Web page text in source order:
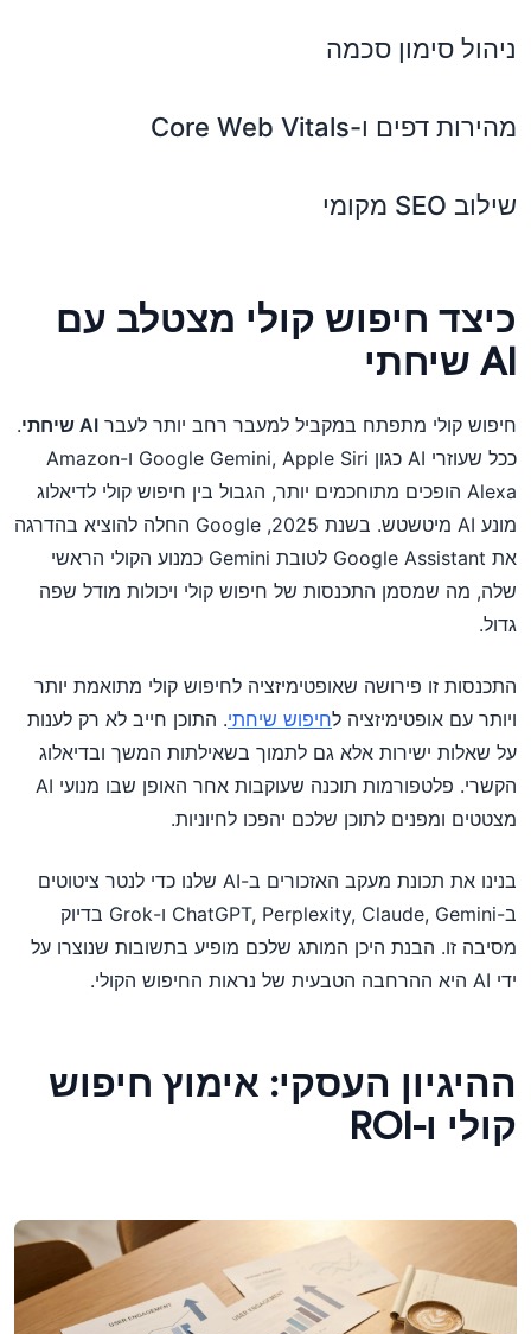
ניהול סימון סכמה
מהירות דפים ו-Core Web Vitals
שילוב SEO מקומי
כיצד חיפוש קולי מצטלב עם
AI שיחתי
חיפוש קולי מתפתח במקביל למעבר רחב יותר לעבר AI שיחתי
.
ככל שעוזרי AI כגון Google Gemini, Apple Siri ו-Amazon
Alexa הופכים מתוחכמים יותר, הגבול בין חיפוש קולי לדיאלוג
מונע AI מיטשטש. בשנת 2025, Google החלה להוציא בהדרגה
את Google Assistant לטובת Gemini כמנוע הקולי הראשי
שלה, מה שמסמן התכנסות של חיפוש קולי ויכולות מודל שפה
גדול.
התכנסות זו פירושה שאופטימיזציה לחיפוש קולי מתואמת יותר
ויותר עם אופטימיזציה לחיפוש שיחתי. התוכן חייב לא רק לענות
על שאלות ישירות אלא גם לתמוך בשאילתות המשך ובדיאלוג
הקשרי. פלטפורמות תוכנה שעוקבות אחר האופן שבו מנועי AI
מצטטים ומפנים לתוכן שלכם יהפכו לחיוניות.
בנינו את תכונת מעקב האזכורים ב-AI שלנו כדי לנטר ציטוטים
ב-ChatGPT, Perplexity, Claude, Gemini ו-Grok בדיוק
מסיבה זו. הבנת היכן המותג שלכם מופיע בתשובות שנוצרו על
ידי AI היא ההרחבה הטבעית של נראות החיפוש הקולי.
ההיגיון העסקי: אימוץ חיפוש
קולי ו-ROI